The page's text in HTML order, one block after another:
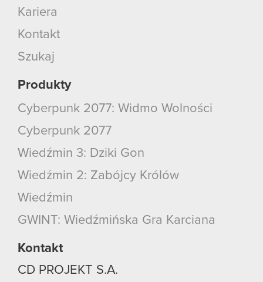
Kariera
Kontakt
Szukaj
Produkty
Cyberpunk 2077: Widmo Wolności
Cyberpunk 2077
Wiedźmin 3: Dziki Gon
Wiedźmin 2: Zabójcy Królów
Wiedźmin
GWINT: Wiedźmińska Gra Karciana
Kontakt
CD PROJEKT S.A.